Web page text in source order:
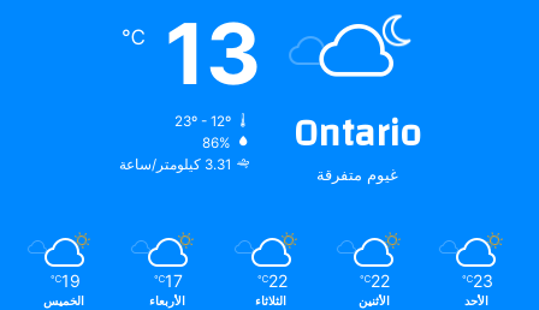
Ontario
غيوم متفرقة
13
℃
23º - 12º
86%
3.31 كيلومتر/ساعة
23
℃
الأحد
22
℃
الأثنين
22
℃
الثلاثاء
17
℃
الأربعاء
19
℃
الخميس